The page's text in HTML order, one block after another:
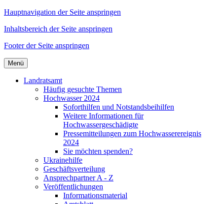
Hauptnavigation der Seite anspringen
Inhaltsbereich der Seite anspringen
Footer der Seite anspringen
Menü
Landratsamt
Häufig gesuchte Themen
Hochwasser 2024
Soforthilfen und Notstandsbeihilfen
Weitere Informationen für
Hochwassergeschädigte
Pressemitteilungen zum Hochwasserereignis
2024
Sie möchten spenden?
Ukrainehilfe
Geschäftsverteilung
Ansprechpartner A - Z
Veröffentlichungen
Informationsmaterial